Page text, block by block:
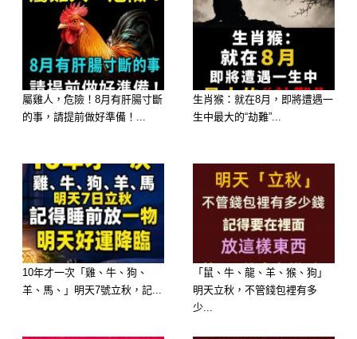
❌生肖兔：情緒起伏，人際關係爆雷
6月兔子沖犯小耗，容易情緒化導致口
舌是非。原本穩定的關係可能突然變
質，甚至有朋友背叛的可能。建議放慢
腳步、保持低調，避免與人起衝突。
屬雞人，危險！8月有肝腸寸斷
的事，請提前做好準備！...
生肖猴：就在8月，即將遭遇一
生中最大的“劫難”...
10年才一次「雞、牛、狗、
羊、馬、」明天7號立秋，記...
「鼠、牛、龍、羊、猴、狗」
明天立秋，不管錢包裡有多
少...